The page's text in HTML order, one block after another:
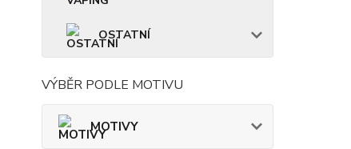
OSTATNÍ
VÝBĚR PODLE MOTIVU
MOTIVY